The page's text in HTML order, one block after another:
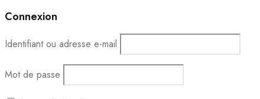
Connexion
Identifiant ou adresse e-mail
Mot de passe